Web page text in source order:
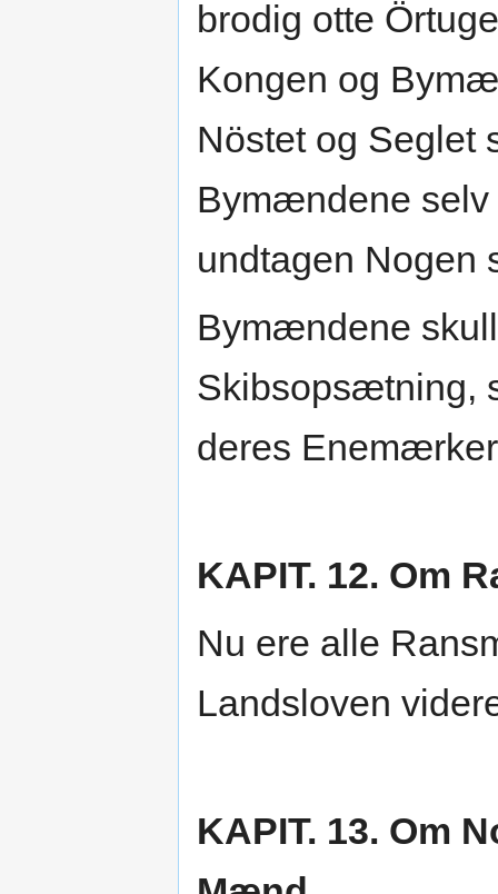
brodig otte
Kongen og
Nöstet og Seglet
Bymændene selv
undtagen Nogen
Bymændene
Skibsopsætning,
deres
KAPIT. 12. Om
Nu ere alle
Landsloven
KAPIT. 13. Om